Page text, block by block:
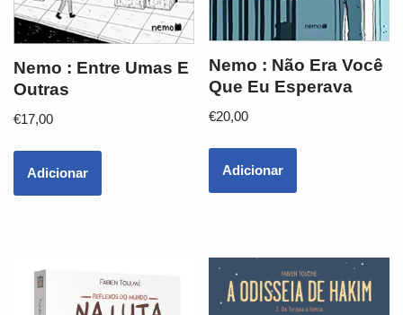
Nemo : Entre Umas E
Outras
€17,00
Adicionar
Nemo : Não Era Você
Que Eu Esperava
€20,00
Adicionar